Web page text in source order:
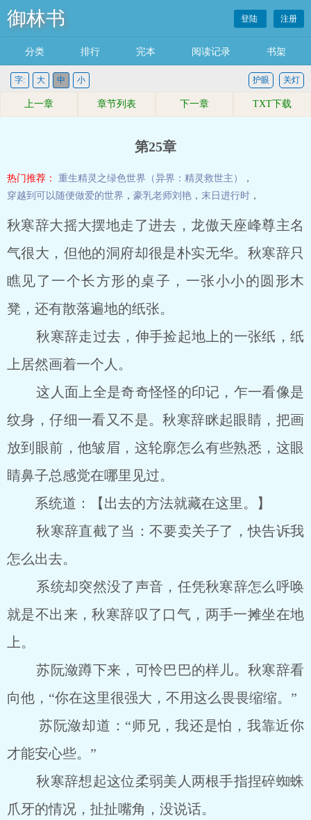
御林书 登陆 注册
分类 排行 完本 阅读记录 书架
字: 大 中 小 关灯
护眼
上一章 章节列表 下一章 TXT下载
第25章
热门推荐： 重生精灵之绿色世界（异界：精灵救世主）
，
穿越到可以随便做爱的世界 ， 豪乳老师刘艳 ， 末日进行时 ，
秋寒辞大摇大摆地走了进去，龙傲天座峰尊主名
气很大，但他的洞府却很是朴实无华。秋寒辞只
瞧见了一个长方形的桌子，一张小小的圆形木
凳，还有散落遍地的纸张。
秋寒辞走过去，伸手捡起地上的一张纸，纸
上居然画着一个人。
这人面上全是奇奇怪怪的印记，乍一看像是
纹身，仔细一看又不是。秋寒辞眯起眼睛，把画
放到眼前，他皱眉，这轮廓怎么有些熟悉，这眼
睛鼻子总感觉在哪里见过。
系统道：【出去的方法就藏在这里。】
秋寒辞直截了当：不要卖关子了，快告诉我
怎么出去。
系统却突然没了声音，任凭秋寒辞怎么呼唤
就是不出来，秋寒辞叹了口气，两手一摊坐在地
上。
苏阮潋蹲下来，可怜巴巴的样儿。秋寒辞看
向他，“你在这里很强大，不用这么畏畏缩缩。”
苏阮潋却道：“师兄，我还是怕，我靠近你
才能安心些。”
秋寒辞想起这位柔弱美人两根手指捏碎蜘蛛
爪牙的情况，扯扯嘴角，没说话。